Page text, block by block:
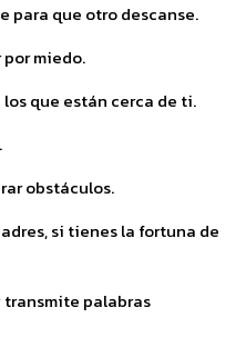
para que otro descanse.
por miedo.
que están cerca de ti.
obstáculos.
si tienes la fortuna de
transmite palabras